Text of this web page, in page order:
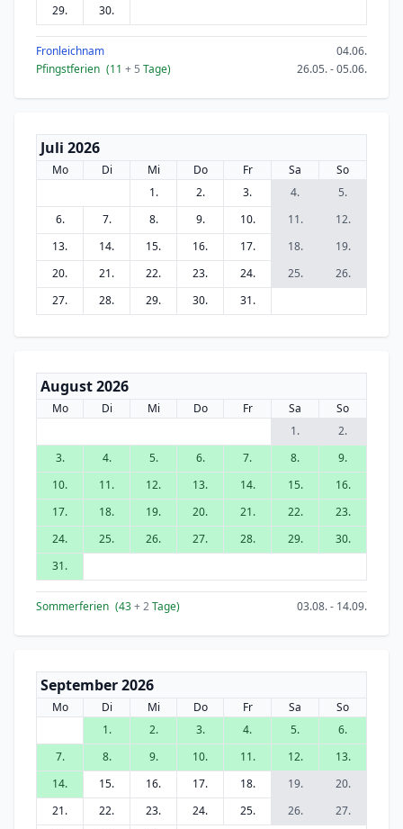
29. 30.
Fronleichnam
04.06.
Pfingstferien (11 + 5 Tage) 26.05. - 05.06.
Juli 2026
Mo Di Mi Do Fr Sa
So
1.
2. 3. 4.
5.
6.
7. 8. 9. 10. 11.
12.
13.
14. 15. 16. 17. 18.
19.
20.
21. 22. 23. 24. 25.
26.
27.
28. 29. 30. 31.
August 2026
Mo Di Mi Do Fr Sa
So
1.
2.
3.
4. 5. 6. 7. 8.
9.
10.
11. 12. 13. 14. 15.
16.
17.
18. 19. 20. 21. 22.
23.
24.
25. 26. 27. 28. 29.
30.
31.
Sommerferien (43+ 2Tage) 03.08. - 14.09.
September 2026
Mo Di Mi Do Fr Sa
So
1.
2. 3. 4. 5.
6.
7.
8. 9. 10. 11. 12.
13.
14.
15. 16. 17. 18. 19.
20.
21.
22. 23. 24. 25. 26.
27.